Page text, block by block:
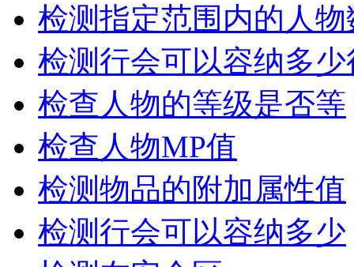
检测指定范围内的人物
检测行会可以容纳多
检查人物的等级是否等
检查人物MP值
检测物品的附加属性值
检测行会可以容纳多少